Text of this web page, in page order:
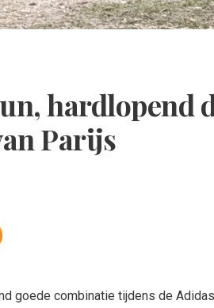
hardlopend
Parijs
goede combinatie tijdens de